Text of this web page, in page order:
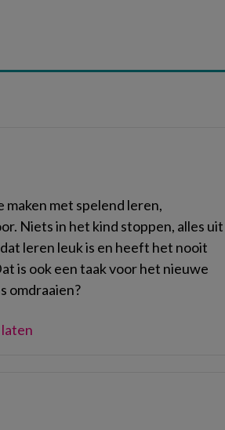
met spelend leren,
Niets in het kind stoppen, alles uit
leren leuk is en heeft het nooit
is ook een taak voor het nieuwe
omdraaien?